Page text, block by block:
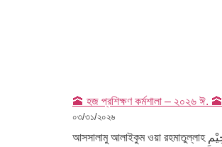
🕋 হজ প্রশিক্ষণ কর্মশালা – ২০২৬ ঈ. 🕋
০৩/৩১/২০২৬
আসসালামু আলাইকুম ওয়া রহমাতুল্লাহ بِسْمِ اللهِ الرَّحْمٰنِ الرَّحِيْمِ